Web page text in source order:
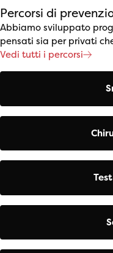
Percorsi di
Abbiamo sviluppato
pensati sia per privati
Vedi tutti i percorsi